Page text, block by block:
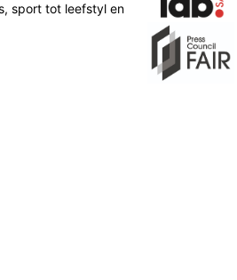
sport tot leefstyl en